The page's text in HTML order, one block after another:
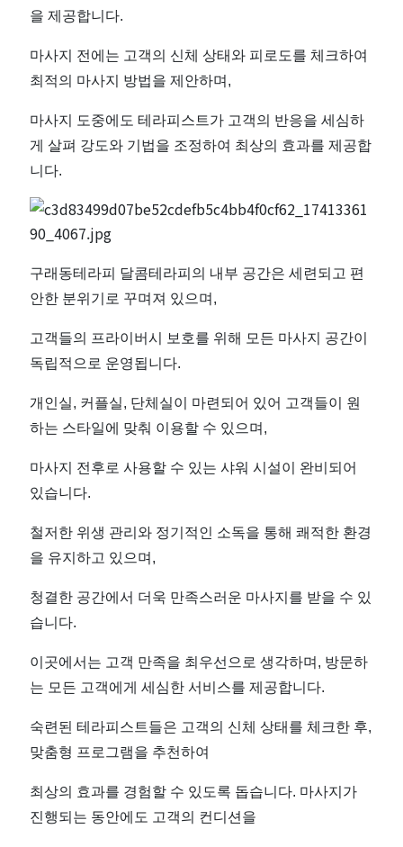
을 제공합니다.
마사지 전에는 고객의 신체 상태와 피로도를 체크하여
최적의 마사지 방법을 제안하며,
마사지 도중에도 테라피스트가 고객의 반응을 세심하
게 살펴 강도와 기법을 조정하여 최상의 효과를 제공합
니다.
구래동테라피 달콤테라피의 내부 공간은 세련되고 편
안한 분위기로 꾸며져 있으며,
고객들의 프라이버시 보호를 위해 모든 마사지 공간이
독립적으로 운영됩니다.
개인실, 커플실, 단체실이 마련되어 있어 고객들이 원
하는 스타일에 맞춰 이용할 수 있으며,
마사지 전후로 사용할 수 있는 샤워 시설이 완비되어
있습니다.
철저한 위생 관리와 정기적인 소독을 통해 쾌적한 환경
을 유지하고 있으며,
청결한 공간에서 더욱 만족스러운 마사지를 받을 수 있
습니다.
이곳에서는 고객 만족을 최우선으로 생각하며, 방문하
는 모든 고객에게 세심한 서비스를 제공합니다.
숙련된 테라피스트들은 고객의 신체 상태를 체크한 후,
맞춤형 프로그램을 추천하여
최상의 효과를 경험할 수 있도록 돕습니다. 마사지가
진행되는 동안에도 고객의 컨디션을